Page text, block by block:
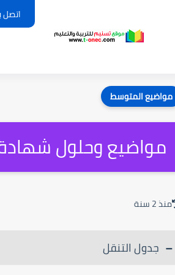
اتصل
مواضيع المتوسط
مواضيع وحلول شهادة
منذ 2 سنة
جدول التنقل